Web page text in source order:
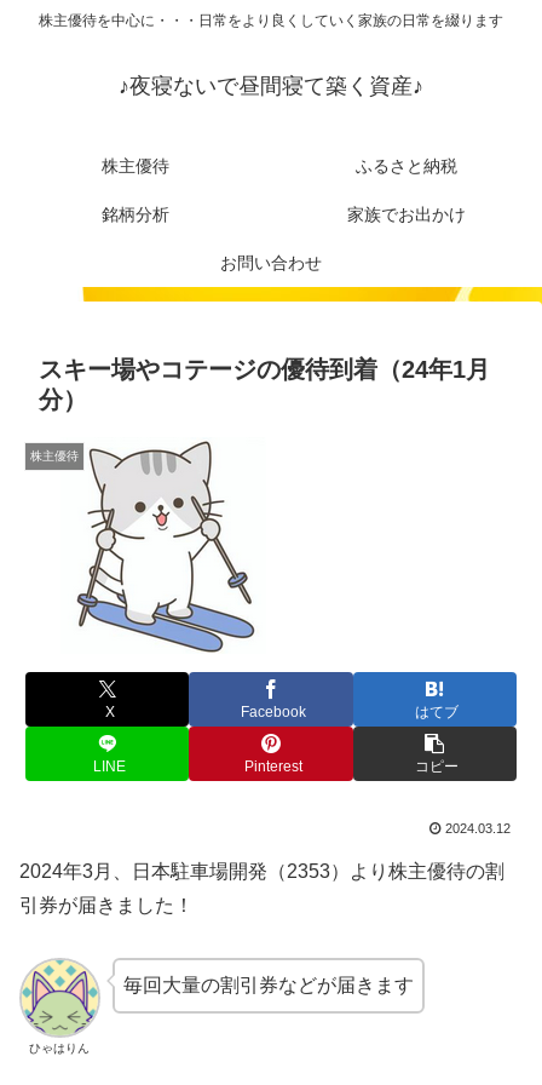
株主優待を中心に・・・日常をより良くしていく家族の日常を綴ります
♪夜寝ないで昼間寝て築く資産♪
株主優待 ふるさと納税
銘柄分析 家族でお出かけ
お問い合わせ
スキー場やコテージの優待到着（24年1月
分）
株主優待
X Facebook はてブ
LINE Pinterest コピー
2024.03.12
2024年3月、日本駐車場開発（2353）より株主優待の割
引券が届きました！
ひゃはりん
毎回大量の割引券などが届きます